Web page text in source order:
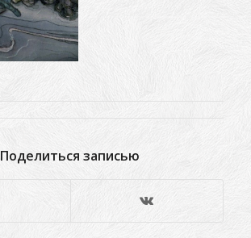
Поделиться записью